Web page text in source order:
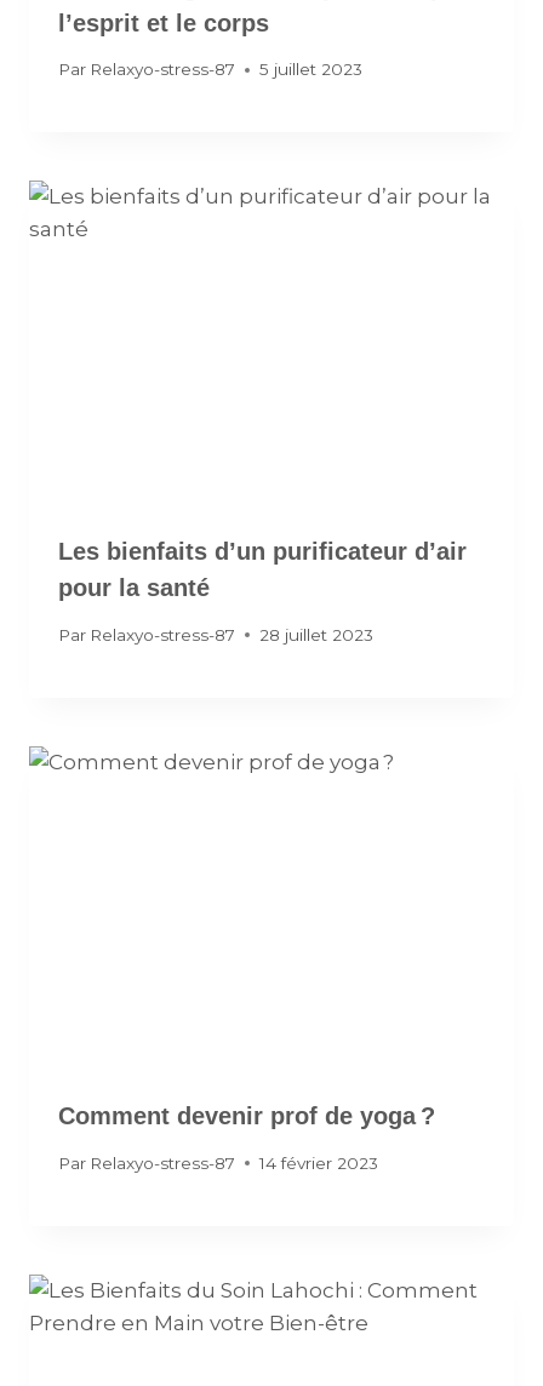
l’esprit et le corps
Par Relaxyo-stress-87 5 juillet 2023
Les bienfaits d’un purificateur d’air
pour la santé
Par Relaxyo-stress-87 28 juillet 2023
Comment devenir prof de yoga ?
Par Relaxyo-stress-87 14 février 2023